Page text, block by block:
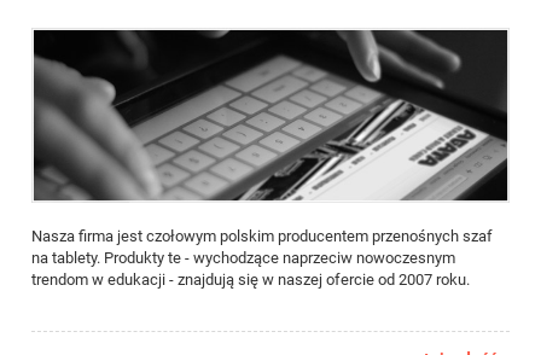
Nasza firma jest czołowym polskim producentem przenośnych szaf
na tablety. Produkty te - wychodzące naprzeciw nowoczesnym
trendom w edukacji - znajdują się w naszej ofercie od 2007 roku.